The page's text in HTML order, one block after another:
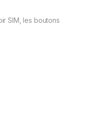
SIM, les boutons